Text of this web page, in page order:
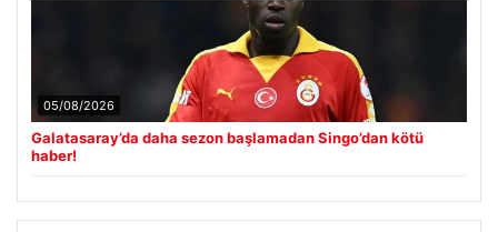
05/08/2026
Galatasaray’da daha sezon başlamadan Singo’dan kötü
haber!